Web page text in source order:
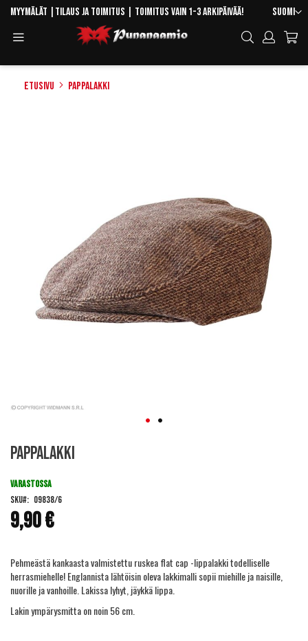
Skip
Content
Kieli
Suomi
Myymälät Tilaus ja toimitus | Toimitus vain 1-3 arkipäivää!
Hae
Etusivu Pappalakki
to
beginning
the
images
gallery
Pappalakki
9,90 €
VARASTOSSA
SKU
09838/6
Pehmeästä kankaasta valmistettu ruskea flat cap -lippalakki todelliselle
herrasmiehelle! Englannista lähtöisin oleva lakkimalli sopii miehille ja naisille,
nuorille ja vanhoille. Lakissa lyhyt, jäykkä lippa.
Lakin ympärysmitta on noin 56 cm.